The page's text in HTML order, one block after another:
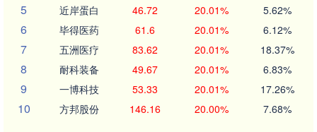
5 近岸蛋白 46.72 20.01% 5.62%
6 毕得医药 61.6 20.01% 6.12%
7 五洲医疗 83.62 20.01% 18.37%
8 耐科装备 49.67 20.01% 6.83%
9 一博科技 53.33 20.01% 17.26%
10 方邦股份 146.16 20.00% 7.68%